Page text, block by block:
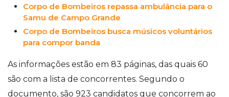
Corpo de Bombeiros repassa ambulância para o
Samu de Campo Grande
Corpo de Bombeiros busca músicos voluntários
para compor banda
As informações estão em 83 páginas, das quais 60
são com a lista de concorrentes. Segundo o
documento, são 923 candidatos que concorrem ao